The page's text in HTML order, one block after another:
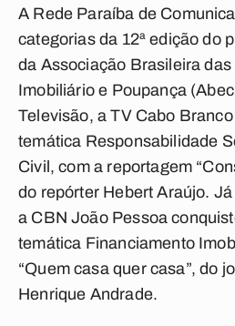
A Rede Paraíba de
categorias da 12ª edição do
da Associação Brasileira
Imobiliário e Poupança
Televisão, a TV Cabo
temática Responsabilidade
Civil, com a reportagem
do repórter Hebert Araújo.
a CBN João Pessoa
temática Financiamento
“Quem casa quer casa”, do
Henrique Andrade.